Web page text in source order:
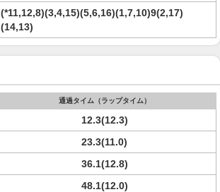
(*11,12,8)(3,4,15)(5,6,16)(1,7,10)9(2,17)
(14,13)
通過タイム（ラップタイム）
12.3(12.3)
23.3(11.0)
36.1(12.8)
48.1(12.0)